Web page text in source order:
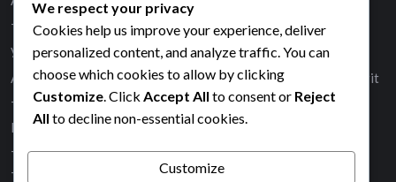
Tavoitteiden Arviointi: Seuranta, Mittarit, Onnistuminen
yrittäjille
Ajankäytön Analyysi Yrittäjille: Arviointi, Parannukset, Mittarit
Tasapaino Ja Työelämän Haasteet Yrittäjille: Ongelmat,
Ratkaisut, Sopeutuminen
Tavoitteiden Asettaminen Ja Tehokkuus: Tuottavuus,
Työskentelytavat, Työkalut yrittäjille
We respect your privacy
Cookies help us improve your experience, deliver
personalized content, and analyze traffic. You can
choose which cookies to allow by clicking
Customize . Click Accept All to consent or Reject
All to decline non-essential cookies.
Customize